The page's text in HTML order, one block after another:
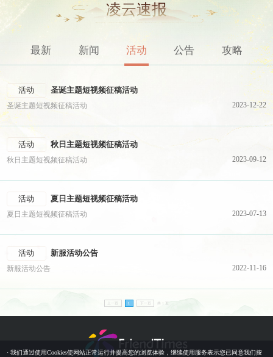
凌云速报
最新 新闻 活动 公告 攻略
活动 圣诞主题短视频征稿活动
圣诞主题短视频征稿活动 2023-12-22
活动 秋日主题短视频征稿活动
秋日主题短视频征稿活动 2023-09-12
活动 夏日主题短视频征稿活动
夏日主题短视频征稿活动 2023-07-13
活动 新服活动公告
新服活动公告 2022-11-16
1 下一页 共 1 页
· 我们通过使用Cookies使网站正常运行并提高您的浏览体验，继续使用服务表示您已同意我们按